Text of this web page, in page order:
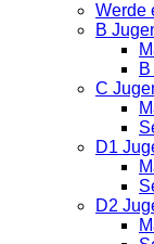
Werde
B
C
D1
D2